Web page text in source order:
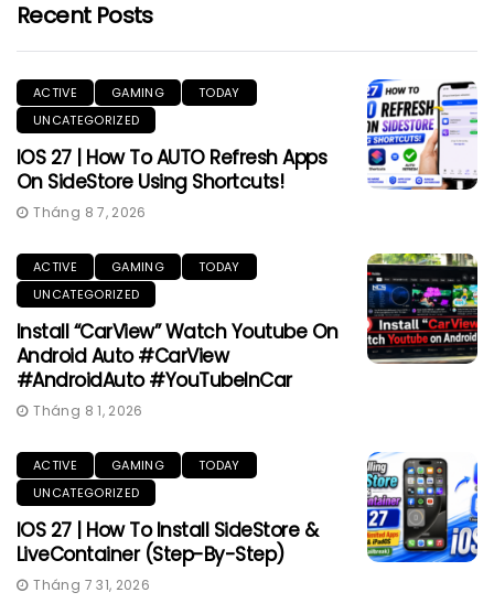
Recent Posts
ACTIVE GAMING
TODAY
UNCATEGORIZED
IOS 27 | How To AUTO Refresh Apps
On SideStore Using Shortcuts!
Tháng 8 7, 2026
ACTIVE GAMING
TODAY
UNCATEGORIZED
Install “CarView” Watch Youtube On
Android Auto #CarView
#AndroidAuto #YouTubeInCar
Tháng 8 1, 2026
ACTIVE GAMING
TODAY
UNCATEGORIZED
IOS 27 | How To Install SideStore &
LiveContainer (Step-By-Step)
Tháng 7 31, 2026